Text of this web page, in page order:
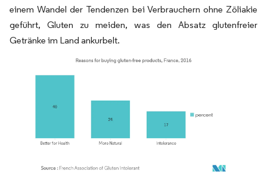
einem Wandel der Tendenzen bei Verbrauchern ohne Zöliakie
geführt, Gluten zu meiden, was den Absatz glutenfreier
Getränke im Land ankurbelt.